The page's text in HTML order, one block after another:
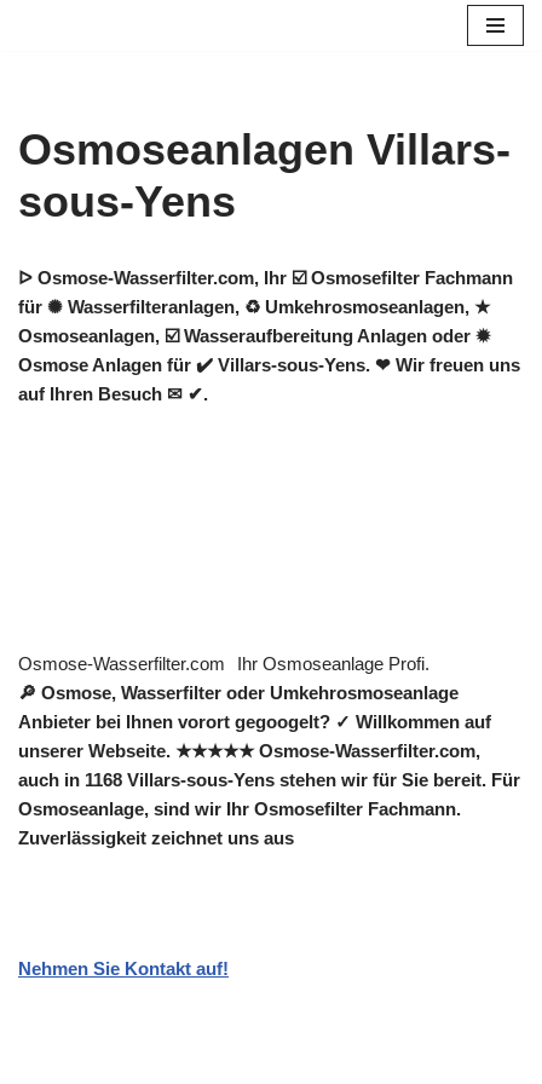
Osmoseanlagen Villars-
sous-Yens
ᐅ Osmose-Wasserfilter.com, Ihr ☑️ Osmosefilter Fachmann
für ✺ Wasserfilteranlagen, ♻ Umkehrosmoseanlagen, ★
Osmoseanlagen, ☑️ Wasseraufbereitung Anlagen oder ✹
Osmose Anlagen für ✔️ Villars-sous-Yens. ❤ Wir freuen uns
auf Ihren Besuch ✉ ✔.
Osmose-Wasserfilter.com
Ihr Osmoseanlage Profi.
🔎 Osmose, Wasserfilter oder Umkehrosmoseanlage
Anbieter bei Ihnen vorort gegoogelt? ✓ Willkommen auf
unserer Webseite. ★★★★★ Osmose-Wasserfilter.com,
auch in 1168 Villars-sous-Yens stehen wir für Sie bereit. Für
Osmoseanlage, sind wir Ihr Osmosefilter Fachmann.
Zuverlässigkeit zeichnet uns aus
Nehmen Sie Kontakt auf!